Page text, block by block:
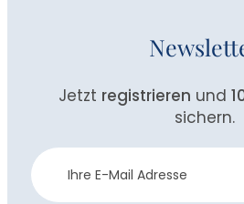
Jetzt registrieren und
sichern.
Newsletter
Anmeldung